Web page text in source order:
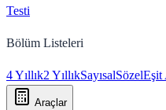
Testi
Bölüm Listeleri
4 Yıllık2 YıllıkSayısalSözelEşit
Araçlar